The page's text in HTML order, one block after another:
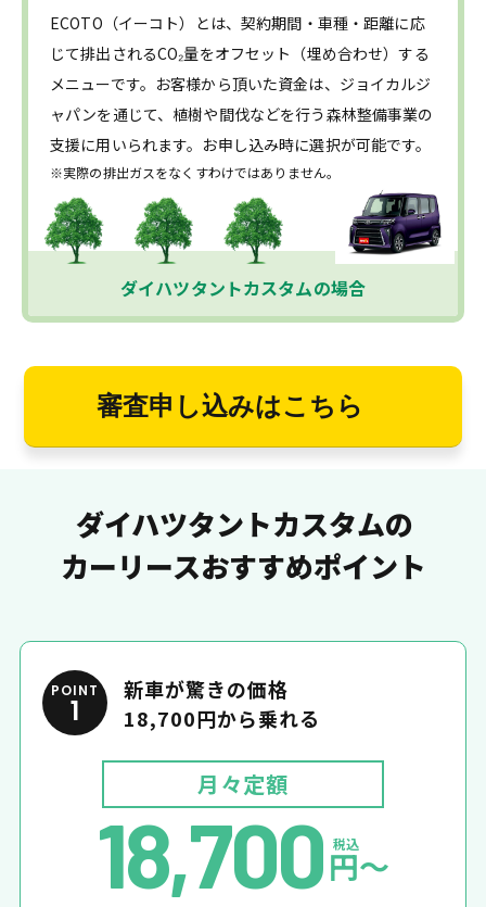
ECOTO（イーコト）とは、契約期間・車種・距離に応
じて排出されるCO₂量をオフセット（埋め合わせ）する
メニューです。お客様から頂いた資金は、ジョイカルジ
ャパンを通じて、植樹や間伐などを行う森林整備事業の
支援に用いられます。お申し込み時に選択が可能です。
※実際の排出ガスをなくすわけではありません。
ダイハツタントカスタムの場合
審査申し込みはこちら
ダイハツタントカスタムの
カーリースおすすめポイント
POINT
1
新車が驚きの価格
18,700円から乗れる
月々定額
18,700 税込
円〜